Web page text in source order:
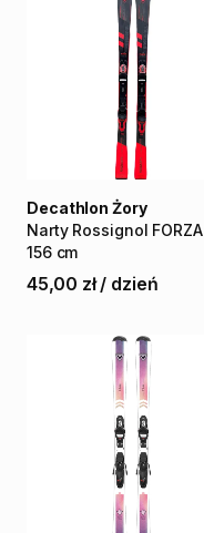
Narty Rossignol FORZA
156 cm
Decathlon Żory
45,00 zł / dzień